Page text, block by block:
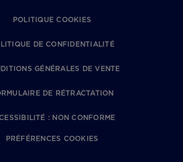
POLITIQUE COOKIES
DE CONFIDENTIALITÉ
GÉNÉRALES DE VENTE
DE RÉTRACTATION
: NON CONFORME
PRÉFÉRENCES COOKIES